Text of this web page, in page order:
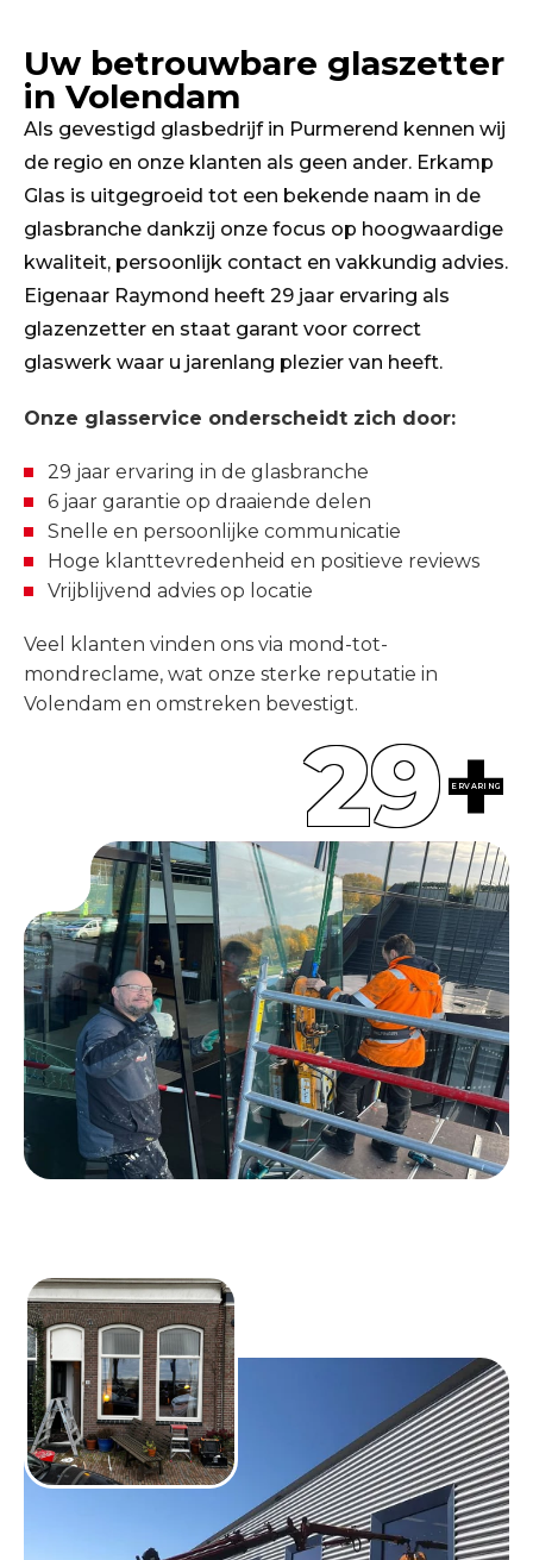
Uw betrouwbare glaszetter
in Volendam
Als gevestigd glasbedrijf in Purmerend kennen wij
de regio en onze klanten als geen ander. Erkamp
Glas is uitgegroeid tot een bekende naam in de
glasbranche dankzij onze focus op hoogwaardige
kwaliteit, persoonlijk contact en vakkundig advies.
Eigenaar Raymond heeft 29 jaar ervaring als
glazenzetter en staat garant voor correct
glaswerk waar u jarenlang plezier van heeft.
Onze glasservice onderscheidt zich door:
29 jaar ervaring in de glasbranche
6 jaar garantie op draaiende delen
Snelle en persoonlijke communicatie
Hoge klanttevredenheid en positieve reviews
Vrijblijvend advies op locatie
Veel klanten vinden ons via mond-tot-
mondreclame, wat onze sterke reputatie in
Volendam en omstreken bevestigt.
29+
ERVARING